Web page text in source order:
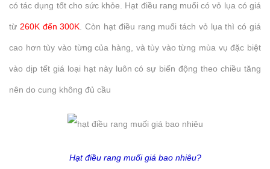
có tác dụng tốt cho sức khỏe. Hạt điều rang muối có vỏ lụa có giá
từ 260K đến 300K . Còn hạt điều rang muối tách vỏ lụa thì có giá
cao hơn tùy vào từng của hàng, và tùy vào từng mùa vụ đặc biệt
vào dịp tết giá loại hạt này luôn có sự biến động theo chiều tăng
nên do cung không đủ cầu
Hạt điều rang muối giá bao nhiêu?